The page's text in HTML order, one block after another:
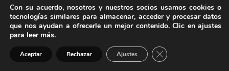
Con su acuerdo, nosotros y nuestros socios usamos cookies o
tecnologías similares para almacenar, acceder y procesar datos
que nos ayudan a ofrecerle un mejor contenido. Clic en ajustes
para leer más.
Aceptar Rechazar Ajustes Cerrar el banner de